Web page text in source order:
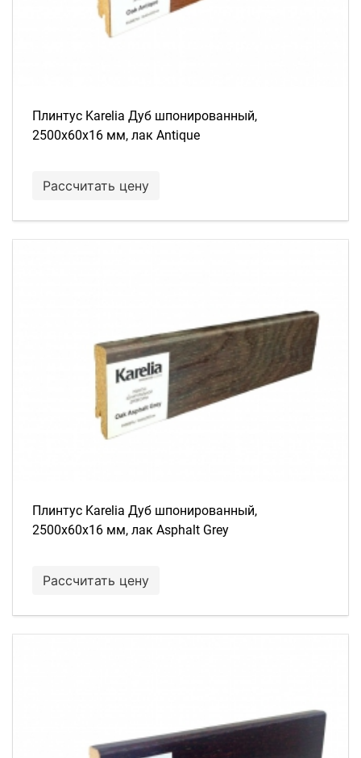
Плинтус Karelia Дуб шпонированный,
2500х60х16 мм, лак Antique
Рассчитать цену
Плинтус Karelia Дуб шпонированный,
2500х60х16 мм, лак Asphalt Grey
Рассчитать цену